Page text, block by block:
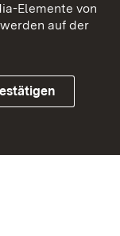
Elemente von
auf der